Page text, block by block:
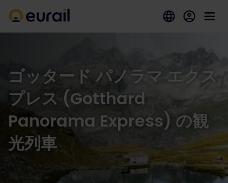
ゴッタード パノラマ エクス
プレス (Gotthard
Panorama Express) の観
光列車